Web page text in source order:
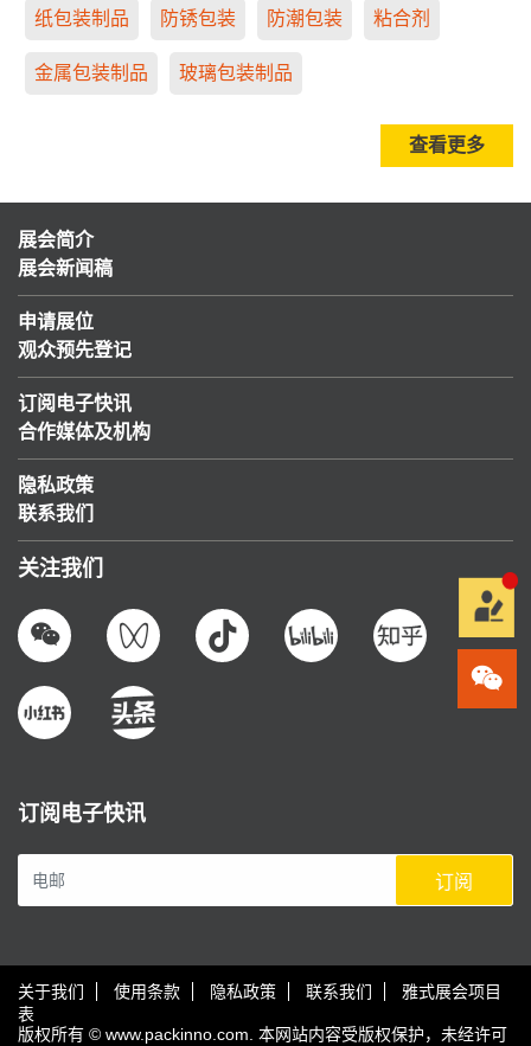
纸包装制品 防锈包装 防潮包装 粘合剂
金属包装制品 玻璃包装制品
查看更多
展会简介
展会新闻稿
申请展位
观众预先登记
订阅电子快讯
合作媒体及机构
隐私政策
联系我们
关注我们
订阅电子快讯
订阅
关于我们 使用条款 隐私政策 联系我们
雅式展会项目
表
版权所有 © www.packinno.com. 本网站内容受版权保护，未经许可